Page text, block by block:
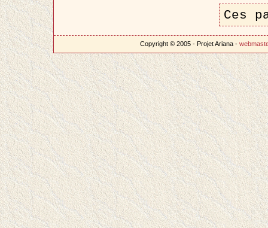
Ces
Copyright © 2005 - Projet Ariana -